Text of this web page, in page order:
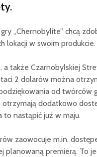
„Chernobylite” chcą
lokacji w swoim produkcie.
a także Czarnobylskiej
2 dolarów można
od twórców
otrzymają dodatkowo
to nastąpić już w maju.
zaowocuje m.in.
planowaną premierą. To